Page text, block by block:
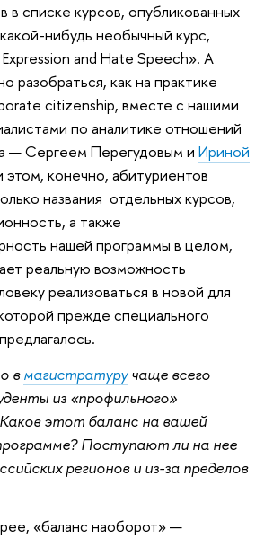
в списке курсов, опубликованных
нибудь необычный курс,
and Hate Speech». А
разобраться, как на практике
citizenship, вместе с нашими
по аналитике отношений
— Сергеем Перегудовым и Ириной
этом, конечно, абитуриентов
названия отдельных курсов,
а также
нашей программы в целом,
реальную возможность
реализоваться в новой для
прежде специального
вмагистратуручаще всего
из «профильного»
этот баланс на вашей
Поступают ли на нее
регионов и из-за пределов
«баланс наоборот» —